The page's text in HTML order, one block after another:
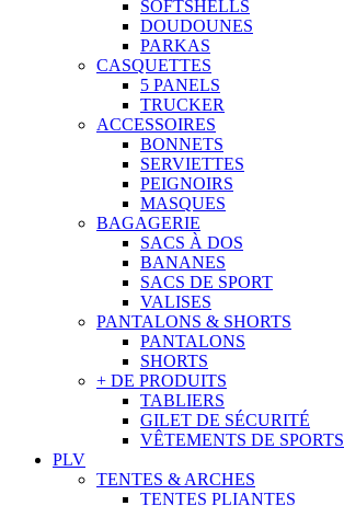
SOFTSHELLS
DOUDOUNES
PARKAS
CASQUETTES
5 PANELS
TRUCKER
ACCESSOIRES
BONNETS
SERVIETTES
PEIGNOIRS
MASQUES
BAGAGERIE
SACS À DOS
BANANES
SACS DE SPORT
VALISES
PANTALONS & SHORTS
PANTALONS
SHORTS
+ DE PRODUITS
TABLIERS
GILET DE SÉCURITÉ
VÊTEMENTS DE SPORTS
PLV
TENTES & ARCHES
TENTES PLIANTES